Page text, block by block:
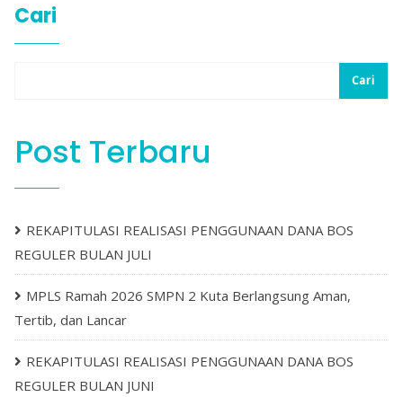
Cari
Cari
Post Terbaru
REKAPITULASI REALISASI PENGGUNAAN DANA BOS
REGULER BULAN JULI
MPLS Ramah 2026 SMPN 2 Kuta Berlangsung Aman,
Tertib, dan Lancar
REKAPITULASI REALISASI PENGGUNAAN DANA BOS
REGULER BULAN JUNI